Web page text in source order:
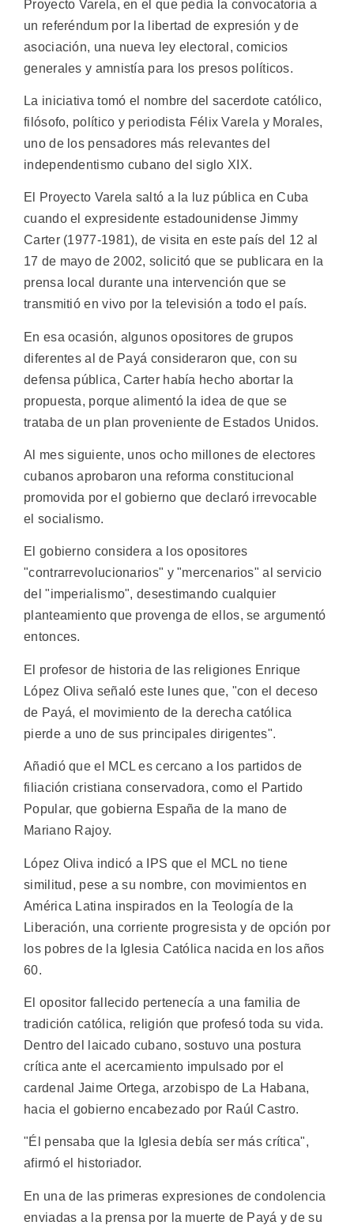
Proyecto Varela, en el que pedía la convocatoria a
un referéndum por la libertad de expresión y de
asociación, una nueva ley electoral, comicios
generales y amnistía para los presos políticos.
La iniciativa tomó el nombre del sacerdote católico,
filósofo, político y periodista Félix Varela y Morales,
uno de los pensadores más relevantes del
independentismo cubano del siglo XIX.
El Proyecto Varela saltó a la luz pública en Cuba
cuando el expresidente estadounidense Jimmy
Carter (1977-1981), de visita en este país del 12 al
17 de mayo de 2002, solicitó que se publicara en la
prensa local durante una intervención que se
transmitió en vivo por la televisión a todo el país.
En esa ocasión, algunos opositores de grupos
diferentes al de Payá consideraron que, con su
defensa pública, Carter había hecho abortar la
propuesta, porque alimentó la idea de que se
trataba de un plan proveniente de Estados Unidos.
Al mes siguiente, unos ocho millones de electores
cubanos aprobaron una reforma constitucional
promovida por el gobierno que declaró irrevocable
el socialismo.
El gobierno considera a los opositores
"contrarrevolucionarios" y "mercenarios" al servicio
del "imperialismo", desestimando cualquier
planteamiento que provenga de ellos, se argumentó
entonces.
El profesor de historia de las religiones Enrique
López Oliva señaló este lunes que, "con el deceso
de Payá, el movimiento de la derecha católica
pierde a uno de sus principales dirigentes".
Añadió que el MCL es cercano a los partidos de
filiación cristiana conservadora, como el Partido
Popular, que gobierna España de la mano de
Mariano Rajoy.
López Oliva indicó a IPS que el MCL no tiene
similitud, pese a su nombre, con movimientos en
América Latina inspirados en la Teología de la
Liberación, una corriente progresista y de opción por
los pobres de la Iglesia Católica nacida en los años
60.
El opositor fallecido pertenecía a una familia de
tradición católica, religión que profesó toda su vida.
Dentro del laicado cubano, sostuvo una postura
crítica ante el acercamiento impulsado por el
cardenal Jaime Ortega, arzobispo de La Habana,
hacia el gobierno encabezado por Raúl Castro.
"Él pensaba que la Iglesia debía ser más crítica",
afirmó el historiador.
En una de las primeras expresiones de condolencia
enviadas a la prensa por la muerte de Payá y de su